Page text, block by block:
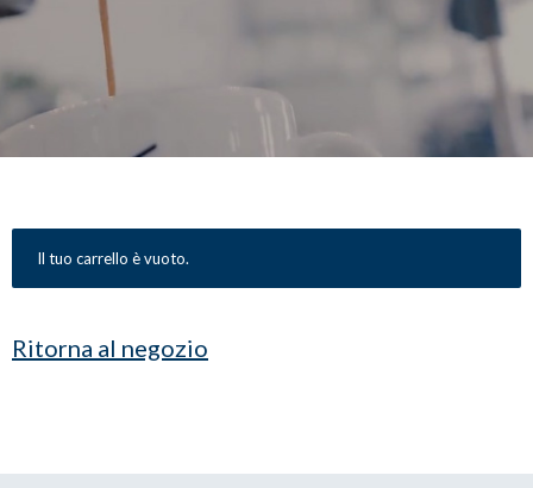
Academy Bazzara
AREA RISERVATA
FAQ
Il tuo carrello è vuoto.
Ritorna al negozio